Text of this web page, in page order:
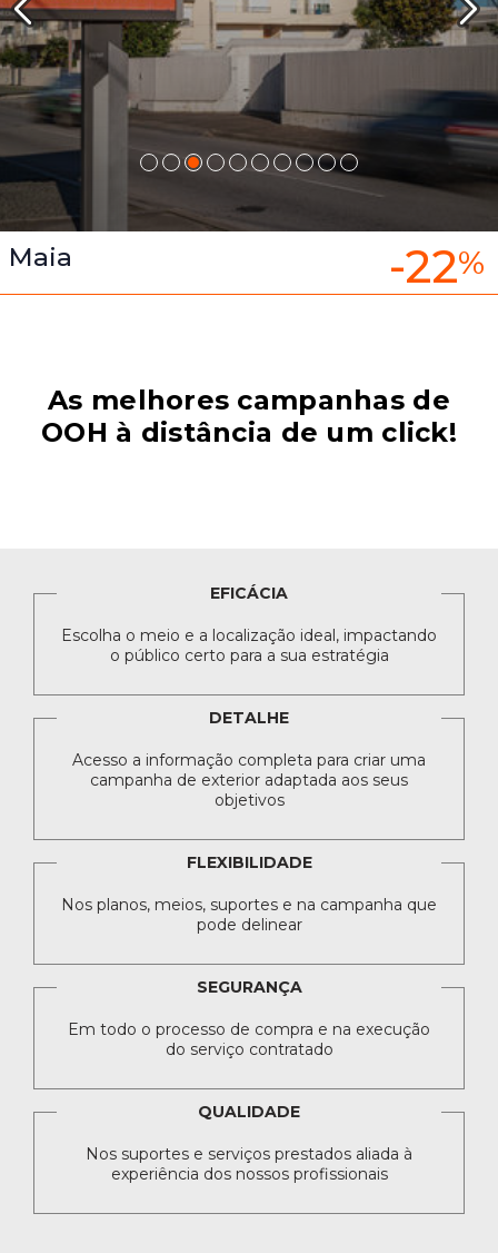
Maia -22%
As melhores campanhas de
OOH à distância de um click!
EFICÁCIA
Escolha o meio e a localização ideal, impactando
o público certo para a sua estratégia
DETALHE
Acesso a informação completa para criar uma
campanha de exterior adaptada aos seus
objetivos
FLEXIBILIDADE
Nos planos, meios, suportes e na campanha que
pode delinear
SEGURANÇA
Em todo o processo de compra e na execução
do serviço contratado
QUALIDADE
Nos suportes e serviços prestados aliada à
experiência dos nossos profissionais